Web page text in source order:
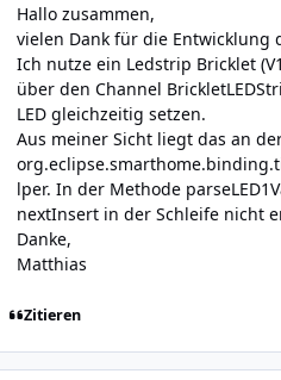
Hallo zusammen,
vielen Dank für die Entwicklung
Ich nutze ein Ledstrip Bricklet
über den Channel
LED gleichzeitig setzen.
Aus meiner Sicht liegt das an
lper. In der Methode
nextInsert in der Schleife nicht
Danke,
Matthias
Zitieren